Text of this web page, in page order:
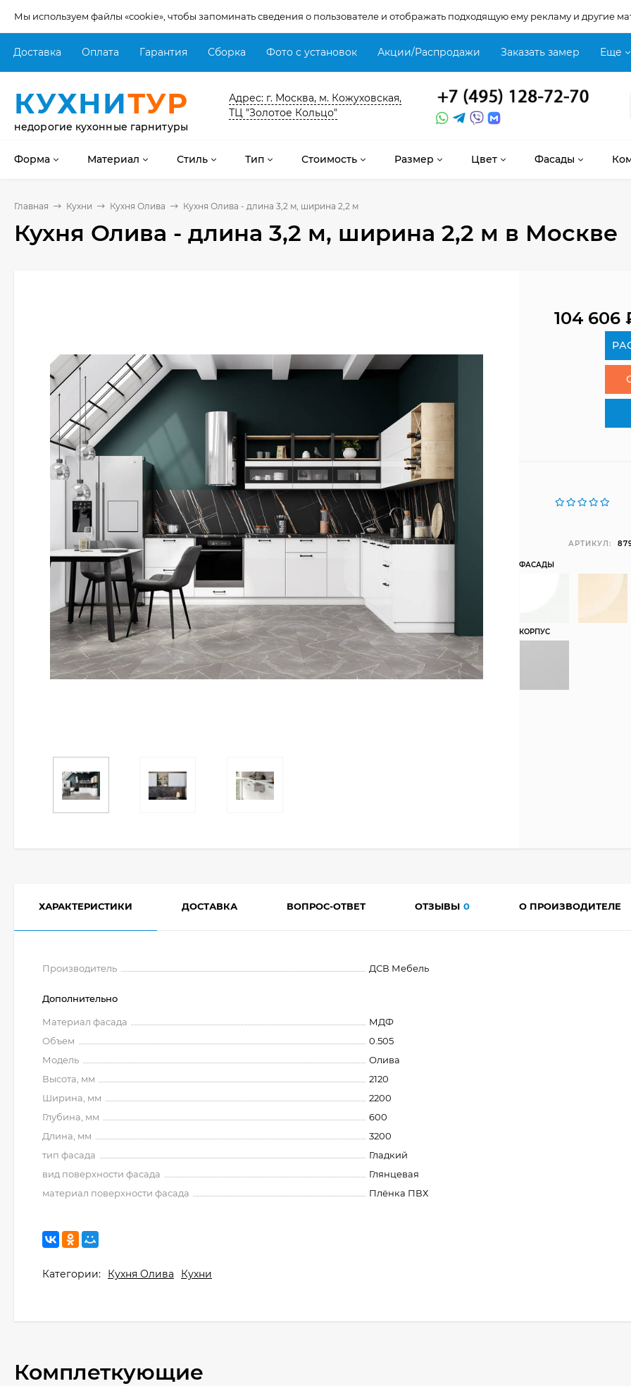
Мы используем файлы «cookie», чтобы запоминать сведения о пользователе и отображать подходящую ему рекламу и другие
Доставка Оплата Гарантия Сборка Фото с установок Акции/Распродажи Заказать замер Еще
КУХНИТУР
недорогие кухонные гарнитуры
Адрес: г. Москва, м. Кожуховская,
ТЦ "Золотое Кольцо"
Форма Материал Стиль Тип Стоимость Размер Цвет Фасады
Главная Кухни Кухня Олива Кухня Олива - длина 3,2 м, ширина 2,2 м
Кухня Олива - длина 3,2 м, ширина 2,2 м в Москве
104 606
АРТИКУЛ:
ФАСАДЫ
КОРПУС
ХАРАКТЕРИСТИКИ ДОСТАВКА ВОПРОС-ОТВЕТ ОТЗЫВЫ 0 О ПРОИЗВОДИТЕЛЕ
Производитель ДСВ Мебель
Дополнительно
Материал фасада
МДФ
Объем
0.505
Модель
Олива
Высота, мм
2120
Ширина, мм
2200
Глубина, мм
600
Длина, мм
3200
тип фасада
Гладкий
вид поверхности фасада
Глянцевая
материал поверхности фасада
Плёнка ПВХ
Категории: Кухня Олива Кухни
Комплеткующие